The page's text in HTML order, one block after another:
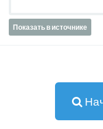
Показать в источнике